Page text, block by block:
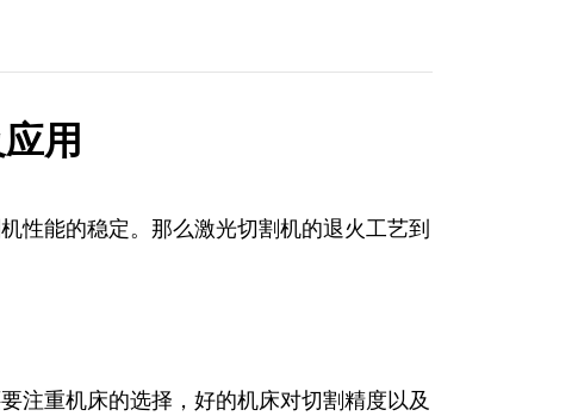
用
性能的稳定。那么激光切割机的退火工艺到
注重机床的选择，好的机床对切割精度以及